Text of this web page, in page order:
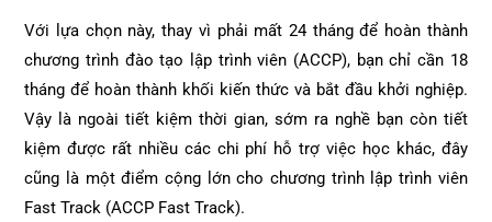
Với lựa chọn này, thay vì phải mất 24 tháng để hoàn thành
chương trình đào tạo lập trình viên (ACCP), bạn chỉ cần 18
tháng để hoàn thành khối kiến thức và bắt đầu khởi nghiệp.
Vậy là ngoài tiết kiệm thời gian, sớm ra nghề bạn còn tiết
kiệm được rất nhiều các chi phí hỗ trợ việc học khác, đây
cũng là một điểm cộng lớn cho chương trình lập trình viên
Fast Track (ACCP Fast Track).